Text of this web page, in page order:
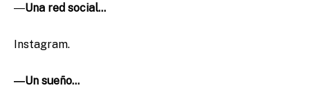
―Una red social…
Instagram.
―Un sueño…